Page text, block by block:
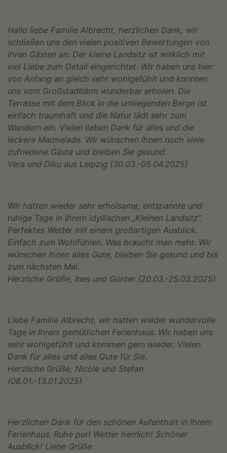
Hallo liebe Familie Albrecht, herzlichen Dank, wir
schließen uns den vielen positiven Bewertungen von
Ihren Gästen an. Der kleine Landsitz ist wirklich mit
viel Liebe zum Detail eingerichtet. Wir haben uns hier
von Anfang an gleich sehr wohlgefühlt und konnten
uns vom Großstadtlärm wunderbar erholen. Die
Terrasse mit dem Blick in die umliegenden Berge ist
einfach traumhaft und die Natur lädt sehr zum
Wandern ein. Vielen lieben Dank für alles und die
leckere Marmelade. Wir wünschen Ihnen noch viele
zufriedene Gäste und bleiben Sie gesund.
Vera und Diku aus Leipzig (30.03.-05.04.2025)
Wir hatten wieder sehr erholsame, entspannte und
ruhige Tage in Ihrem idyllischen „Kleinen Landsitz“.
Perfektes Wetter mit einem großartigen Ausblick.
Einfach zum Wohlfühlen. Was braucht man mehr. Wir
wünschen Ihnen alles Gute, bleiben Sie gesund und bis
zum nächsten Mal.
Herzliche Grüße, Ines und Günter (20.03.-25.03.2025)
Liebe Familie Albrecht, wir hatten wieder wundervolle
Tage in Ihrem gemütlichen Ferienhaus. Wir haben uns
sehr wohlgefühlt und kommen gern wieder. Vielen
Dank für alles und alles Gute für Sie.
Herzliche Grüße, Nicole und Stefan
(08.01.-13.01.2025)
Herzlichen Dank für den schönen Aufenthalt in Ihrem
Ferienhaus. Ruhe pur! Wetter herrlich! Schöner
Ausblick! Liebe Grüße